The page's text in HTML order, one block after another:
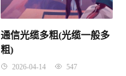
通信光缆多粗(光缆一般多
粗)
2026-04-14 547